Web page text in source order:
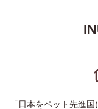
「日本をペット先進